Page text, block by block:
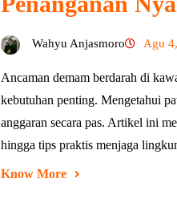
Wahyu Anjasmoro Agu
Ancaman demam berdarah di
kebutuhan penting. Mengetahui
anggaran secara pas. Artikel ini
hingga tips praktis menjaga
Know More